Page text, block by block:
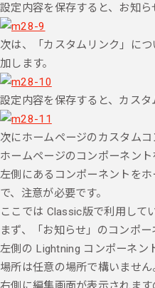
設定内容を保存すると、お知
次は、「カスタムリンク」に
加します。
設定内容を保存すると、カス
次にホームページのカスタム
ホームページのコンポーネン
左側にあるコンポーネントを
で、注意が必要です。
ここでは Classic版で利用して
まず、「お知らせ」のコンポー
左側の Lightning コンポーネン
場所は任意の場所で構いません